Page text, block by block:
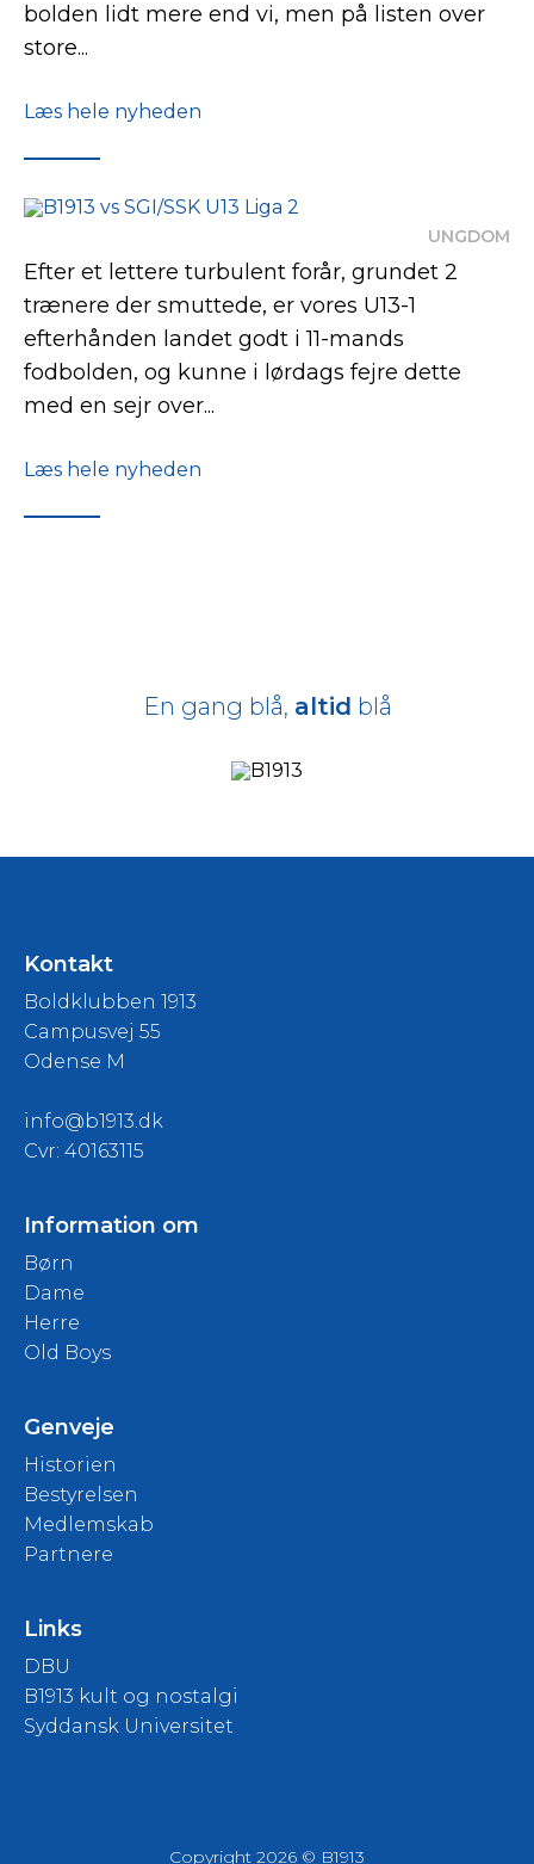
bolden lidt mere end vi, men på listen over
store...
Læs hele nyheden
UNGDOM
Efter et lettere turbulent forår, grundet 2
trænere der smuttede, er vores U13-1
efterhånden landet godt i 11-mands
fodbolden, og kunne i lørdags fejre dette
med en sejr over...
Læs hele nyheden
En gang blå, altid blå
Kontakt
Boldklubben 1913
Campusvej 55
Odense M
info@b1913.dk
Cvr: 40163115
Information om
Børn
Dame
Herre
Old Boys
Genveje
Historien
Bestyrelsen
Medlemskab
Partnere
Links
DBU
B1913 kult og nostalgi
Syddansk Universitet
Copyright 2026 © B1913